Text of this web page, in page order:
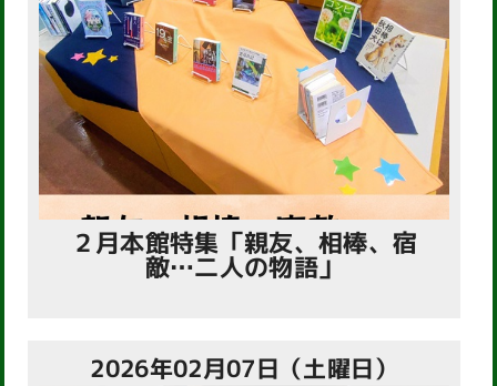
２月本館特集「親友、相棒、宿
敵…二人の物語」
2026年02月07日（土曜日）